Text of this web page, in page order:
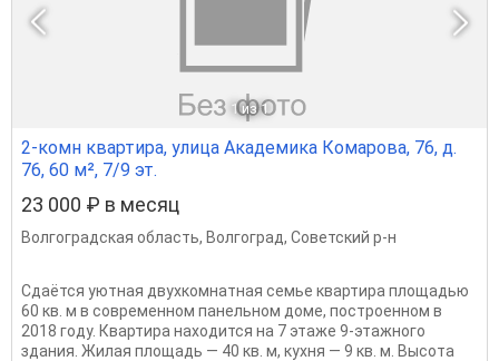
1 из 1
2-комн квартира, улица Академика Комарова, 76, д.
76, 60 м², 7/9 эт.
23 000 ₽ в месяц
Волгоградская область, Волгоград, Советский р-н
Сдаётся уютная двухкомнатная семье квартира площадью
60 кв. м в современном панельном доме, построенном в
2018 году. Квартира находится на 7 этаже 9-этажного
здания. Жилая площадь — 40 кв. м, кухня — 9 кв. м. Высота